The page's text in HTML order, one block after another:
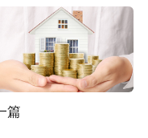
篇